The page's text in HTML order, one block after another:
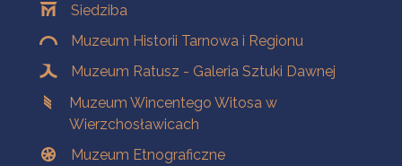
Siedziba
Muzeum Historii Tarnowa i Regionu
Muzeum Ratusz - Galeria Sztuki Dawnej
Muzeum Wincentego Witosa w
Wierzchosławicach
Muzeum Etnograficzne